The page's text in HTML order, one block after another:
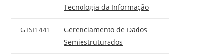
Tecnologia da Informação
GTSI1441
Gerenciamento de Dados
Semiestruturados